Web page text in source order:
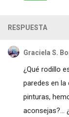
RESPUESTA
Graciela S.
¿Qué rodillo
paredes en
pinturas,
aconsejas?...